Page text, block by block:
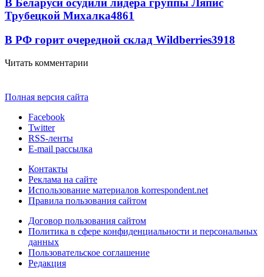
В Беларуси осудили лидера группы Ляпис
Трубецкой Михалка4861
В РФ горит очередной склад Wildberries3918
Читать комментарии
Полная версия сайта
Facebook
Twitter
RSS-ленты
E-mail рассылка
Контакты
Реклама на сайте
Использование материалов korrespondent.net
Правила пользования сайтом
Договор пользования сайтом
Политика в сфере конфиденциальности и персональных
данных
Пользовательское соглашение
Редакция